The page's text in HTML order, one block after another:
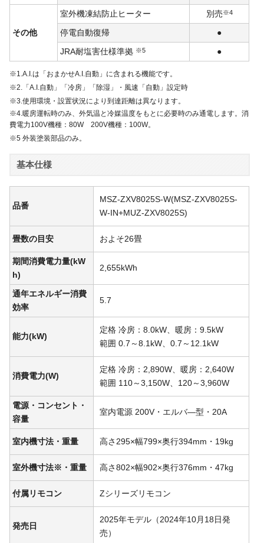
その他
室外機凍結防止ヒーター 別売※4
停電自動復帰
●
JRA耐塩害仕様準拠 ※5 ●
※1.A.I.は「おまかせA.I.自動」に含まれる機能です。
※2.「A.I.自動」「冷房」「除湿」・風速「自動」設定時
※3.使用環境・設置状況により到達距離は異なります。
※4.暖房運転時のみ、外気温と冷媒温度をもとに必要時のみ通電します。消
費電力100V機種：80W 200V機種：100W。
※5 外装塗装部品のみ。
基本仕様
品番
MSZ-ZXV8025S-W(MSZ-ZXV8025S-
W-IN+MUZ-ZXV8025S)
畳数の目安 およそ26畳
期間消費電力量(kW
h)
2,655kWh
通年エネルギー消費
効率
5.7
能力(kW)
定格 冷房：8.0kW、暖房：9.5kW
範囲 0.7～8.1kW、0.7～12.1kW
消費電力(W)
定格 冷房：2,890W、暖房：2,640W
範囲 110～3,150W、120～3,960W
電源・コンセント・
容量
室内電源 200V・エルバ―型・20A
室内機寸法・重量 高さ295×幅799×奥行394mm・19kg
室外機寸法※・重量 高さ802×幅902×奥行376mm・47kg
付属リモコン Zシリーズリモコン
発売日
2025年モデル（2024年10月18日発
売）